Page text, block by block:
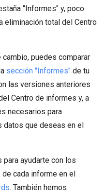
"Informes" y, poco
eliminación total del Centro
puedes comparar
sección "Informes" de tu
las versiones anteriores
Centro de informes y, a
necesarios para
datos que deseas en el
ayudarte con los
cada informe en el
. También hemos